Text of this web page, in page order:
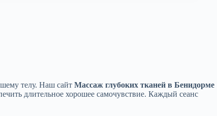
телу. Наш сайт Массаж глубоких тканей в Бенидорме
длительное хорошее самочувствие. Каждый сеанс